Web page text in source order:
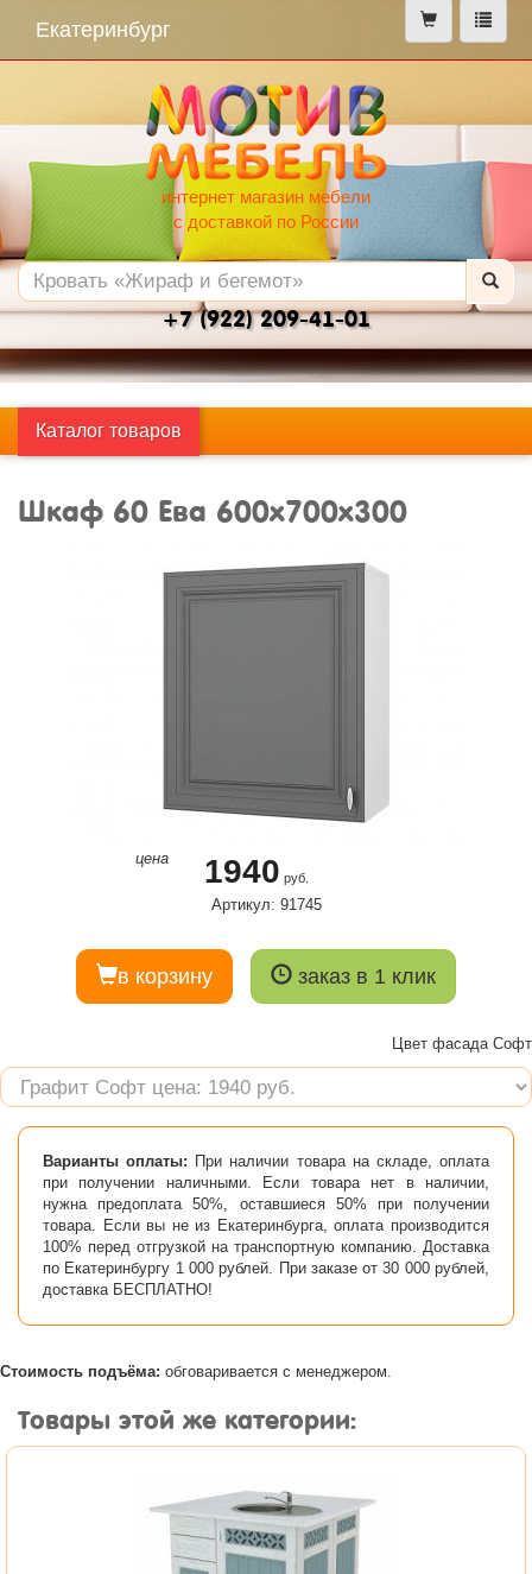
меню
Екатеринбург
интернет магазин мебели
с доставкой по России
+7 (922) 209-41-01
Каталог товаров
Шкаф 60 Ева 600х700х300
цена 1940 руб.
Артикул: 91745
в корзину заказ в 1 клик
Цвет фасада Софт
Варианты оплаты: При наличии товара на складе, оплата
при получении наличными. Если товара нет в наличии,
нужна предоплата 50%, оставшиеся 50% при получении
товара. Если вы не из Екатеринбурга, оплата производится
100% перед отгрузкой на транспортную компанию. Доставка
по Екатеринбургу 1 000 рублей. При заказе от 30 000 рублей,
доставка БЕСПЛАТНО!
Стоимость подъёма: обговаривается с менеджером.
Товары этой же категории: